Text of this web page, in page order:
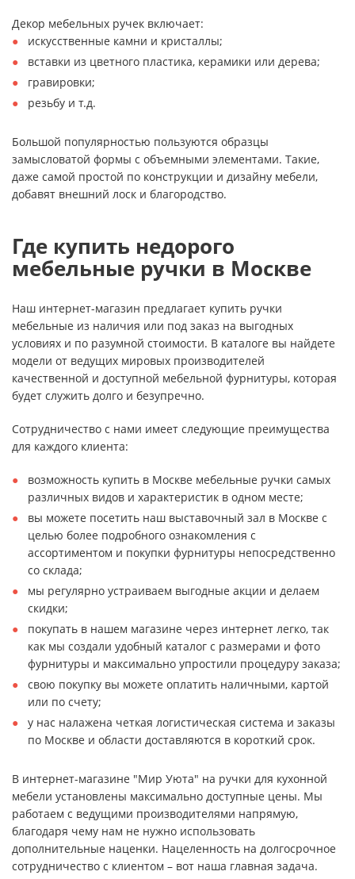
Декор мебельных ручек включает:
искусственные камни и кристаллы;
вставки из цветного пластика, керамики или дерева;
гравировки;
резьбу и т.д.
Большой популярностью пользуются образцы
замысловатой формы с объемными элементами. Такие,
даже самой простой по конструкции и дизайну мебели,
добавят внешний лоск и благородство.
Где купить недорого
мебельные ручки в Москве
Наш интернет-магазин предлагает купить ручки
мебельные из наличия или под заказ на выгодных
условиях и по разумной стоимости. В каталоге вы найдете
модели от ведущих мировых производителей
качественной и доступной мебельной фурнитуры, которая
будет служить долго и безупречно.
Сотрудничество с нами имеет следующие преимущества
для каждого клиента:
возможность купить в Москве мебельные ручки самых
различных видов и характеристик в одном месте;
вы можете посетить наш выставочный зал в Москве с
целью более подробного ознакомления с
ассортиментом и покупки фурнитуры непосредственно
со склада;
мы регулярно устраиваем выгодные акции и делаем
скидки;
покупать в нашем магазине через интернет легко, так
как мы создали удобный каталог с размерами и фото
фурнитуры и максимально упростили процедуру заказа;
свою покупку вы можете оплатить наличными, картой
или по счету;
у нас налажена четкая логистическая система и заказы
по Москве и области доставляются в короткий срок.
В интернет-магазине "Мир Уюта" на ручки для кухонной
мебели установлены максимально доступные цены. Мы
работаем с ведущими производителями напрямую,
благодаря чему нам не нужно использовать
дополнительные наценки. Нацеленность на долгосрочное
сотрудничество с клиентом – вот наша главная задача.